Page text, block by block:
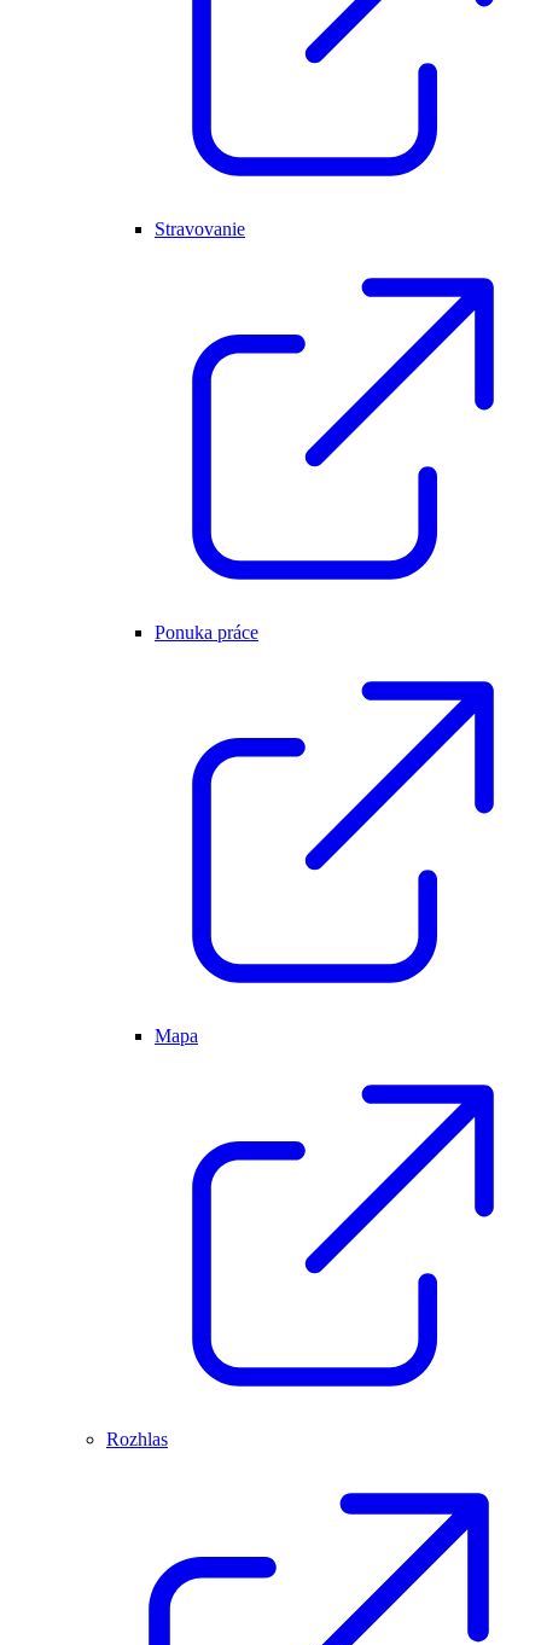
Stravovanie
Ponuka práce
Mapa
Rozhlas